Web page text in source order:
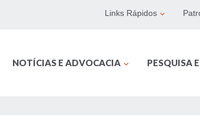
Links Rápidos
NOTÍCIAS E ADVOCACIA PESQUISA